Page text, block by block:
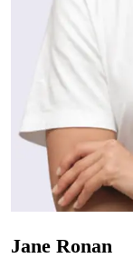
Jane Ronan